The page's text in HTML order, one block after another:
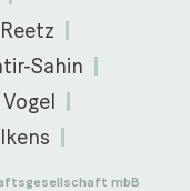
Sahin
mbB